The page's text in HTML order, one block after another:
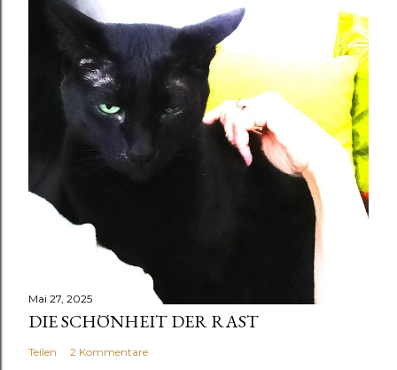
Mai 27, 2025
DIE SCHÖNHEIT DER RAST
Teilen 2 Kommentare